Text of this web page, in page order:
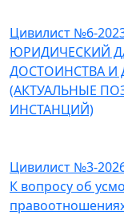
Цивилист №6-
ЮРИДИЧЕСКИЙ
ДОСТОИНСТВА И
(АКТУАЛЬНЫЕ
ИНСТАНЦИЙ)
Цивилист №3-
К вопросу об